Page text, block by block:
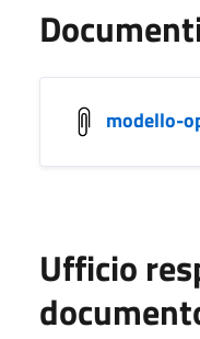
modello-
Ufficio